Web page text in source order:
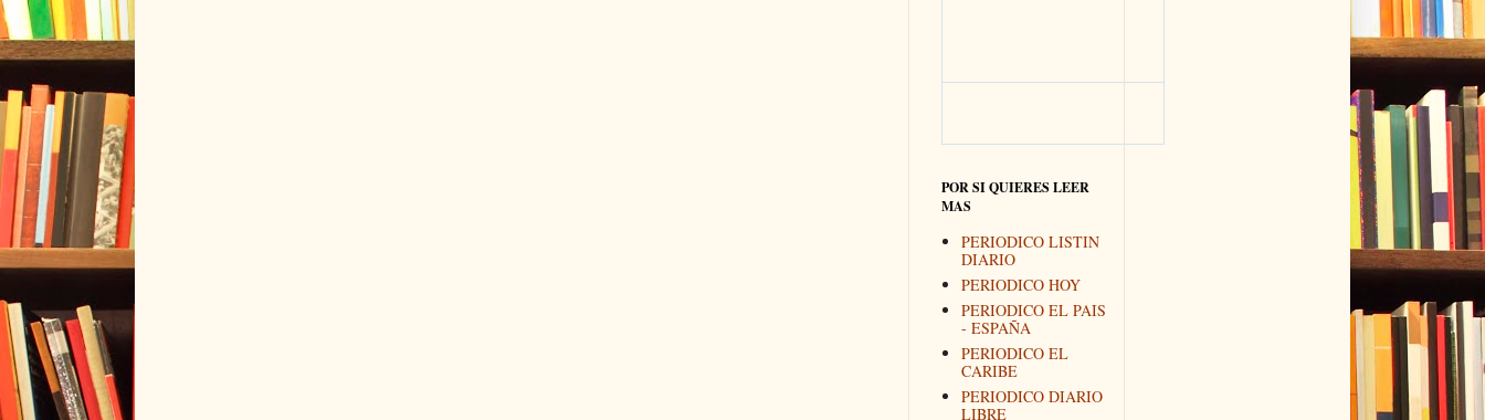
POR SI QUIERES LEER
MAS
PERIODICO LISTIN
DIARIO
PERIODICO HOY
PERIODICO EL PAIS
- ESPAÑA
PERIODICO EL
CARIBE
PERIODICO DIARIO
LIBRE